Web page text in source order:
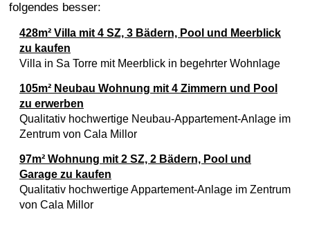
folgendes besser:
428m² Villa mit 4 SZ, 3 Bädern, Pool und Meerblick
zu kaufen
Villa in Sa Torre mit Meerblick in begehrter Wohnlage
105m² Neubau Wohnung mit 4 Zimmern und Pool
zu erwerben
Qualitativ hochwertige Neubau-Appartement-Anlage im
Zentrum von Cala Millor
97m² Wohnung mit 2 SZ, 2 Bädern, Pool und
Garage zu kaufen
Qualitativ hochwertige Appartement-Anlage im Zentrum
von Cala Millor